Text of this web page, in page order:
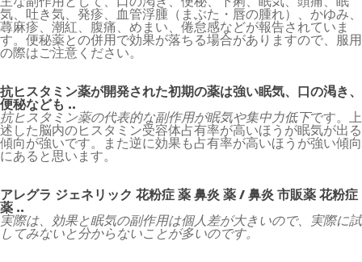
気、吐き気、発疹、血管浮腫（まぶた・唇の腫れ）、かゆみ、
蕁麻疹、潮紅、腹痛、めまい、倦怠感などが報告されていま
す。便秘薬との併用で効果が落ちる場合がありますので、服用
の際はご注意ください。
抗ヒスタミン薬が開発された初期の薬は強い眠気、口の渇き、
便秘なども ..
抗ヒスタミン薬の代表的な副作用が眠気や集中力低下です。上
述した脳内のヒスタミン受容体占有率が高いほうが眠気が出る
傾向が強いです。また逆に効果も占有率が高いほうが強い傾向
にあると思います。
アレグラ ジェネリック 花粉症 薬 鼻炎 薬 / 鼻炎 市販薬 花粉症
薬 ..
実際は、効果と眠気の副作用は個人差が大きいので、実際に試
してみないと分からないことが多いのです。